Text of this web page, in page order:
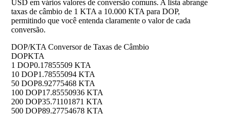
USD em vários valores de conversão comuns. A lista abrange
taxas de câmbio de 1 KTA a 10.000 KTA para DOP,
permitindo que você entenda claramente o valor de cada
conversão.
DOP/KTA Conversor de Taxas de Câmbio
DOPKTA
1 DOP0.17855509 KTA
10 DOP1.78555094 KTA
50 DOP8.92775468 KTA
100 DOP17.85550936 KTA
200 DOP35.71101871 KTA
500 DOP89.27754678 KTA